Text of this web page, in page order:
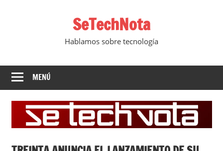
SeTechNota
Hablamos sobre tecnología
MENÚ